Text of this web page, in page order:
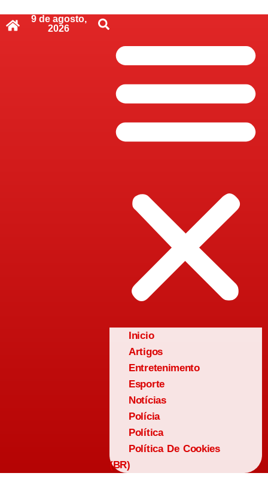
9 de agosto,
2026
Inicio
Artigos
Entretenimento
Esporte
Notícias
Polícia
Política
Política De Cookies
(BR)